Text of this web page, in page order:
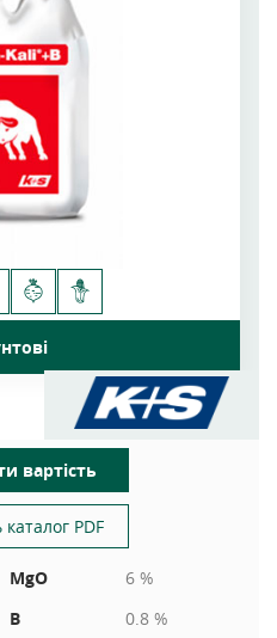
вартість
PDF
MgO
6 %
B
0.8 %